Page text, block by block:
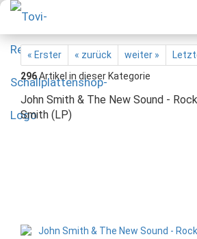
« Erster « zurück weiter »
296Artikel in dieser Kategorie
John Smith & The New Sound -
Smith (LP)